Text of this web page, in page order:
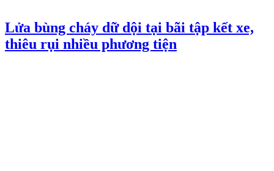
Lửa bùng cháy dữ dội tại bãi tập kết xe,
thiêu rụi nhiều phương tiện